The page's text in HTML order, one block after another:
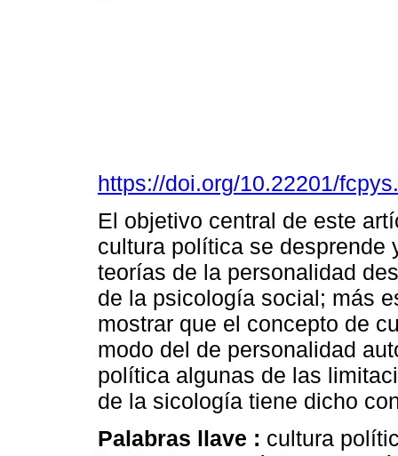
https://doi.org/10.22201/
El objetivo central de este
cultura política se desprende
teorías de la personalidad
de la psicología social; más
mostrar que el concepto de
modo del de personalidad
política algunas de las
de la sicología tiene dicho
Palabras llave : cultura